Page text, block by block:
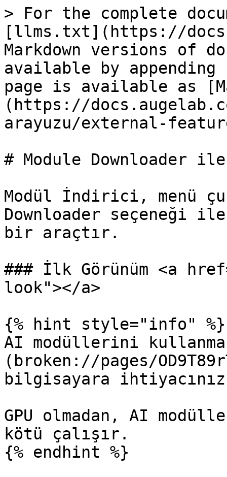
> For the complete
[llms.txt](https://
Markdown versions of
available by
page is available as
(https://
arayuzu/external-
# Module Downloader
Modül İndirici, menü
Downloader seçeneği
bir araçtır.
### İlk Görünüm <a
look"></a>
{% hint style="info" %}
AI modüllerini
(broken://pages/
bilgisayara
GPU olmadan, AI
kötü çalışır.
{% endhint %}